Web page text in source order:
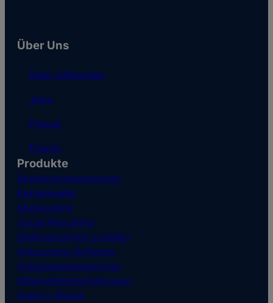
Über Uns
Über softgarden
Jobs
Presse
Events
Produkte
Bewerbermanagement
Karriereseite
Multiposting
Social Recruiting
Stellenanzeigen schalten
Onboarding Software
Arbeitgeberbewertung
Mitarbeiterempfehlungen
Agency Modul